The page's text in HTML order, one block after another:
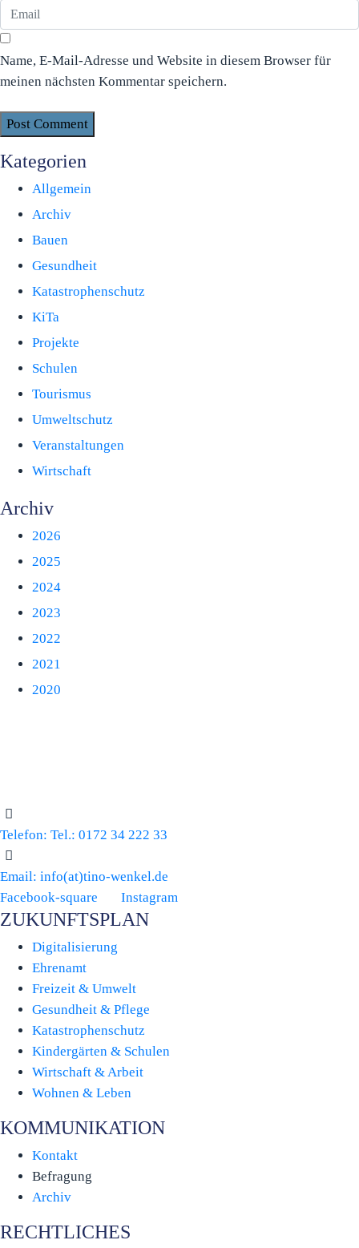
Name, E-Mail-Adresse und Website in diesem Browser für
meinen nächsten Kommentar speichern.
Kategorien
Allgemein
Archiv
Bauen
Gesundheit
Katastrophenschutz
KiTa
Projekte
Schulen
Tourismus
Umweltschutz
Veranstaltungen
Wirtschaft
Archiv
2026
2025
2024
2023
2022
2021
2020
Telefon: Tel.: 0172 34 222 33
Email: info(at)tino-wenkel.de
Facebook-square
Instagram
ZUKUNFTSPLAN
Digitalisierung
Ehrenamt
Freizeit & Umwelt
Gesundheit & Pflege
Katastrophenschutz
Kindergärten & Schulen
Wirtschaft & Arbeit
Wohnen & Leben
KOMMUNIKATION
Kontakt
Befragung
Archiv
RECHTLICHES